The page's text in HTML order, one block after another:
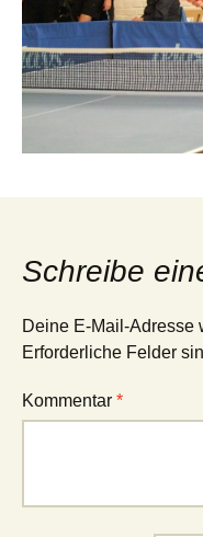
Schreibe
Deine E-Mail-Adresse
Erforderliche Felder
Kommentar *